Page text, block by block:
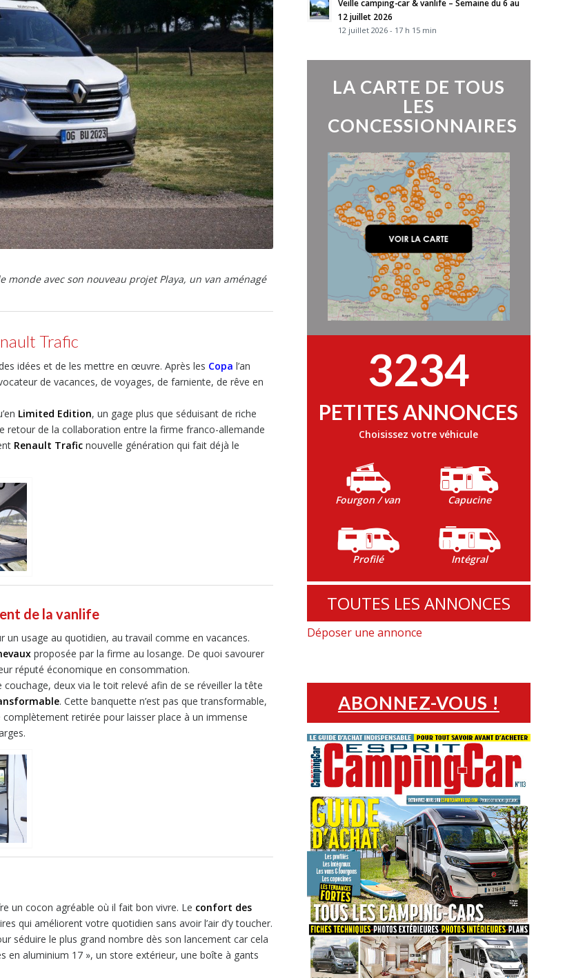
avec son nouveau projet Playa, un van aménagé
Trafic
idées et de les mettre en œuvre. Après les Copa l’an
de vacances, de voyages, de farniente, de rêve en
Limited Edition, un gage plus que séduisant de riche
retour de la collaboration entre la firme franco-allemande
Renault Trafic nouvelle génération qui fait déjà le
de la vanlife
un usage au quotidien, au travail comme en vacances.
proposée par la firme au losange. De quoi savourer
réputé économique en consommation.
deux via le toit relevé afin de se réveiller la tête
. Cette banquette n’est pas que transformable,
complètement retirée pour laisser place à un immense
un cocon agréable où il fait bon vivre. Le confort des
qui améliorent votre quotidien sans avoir l’air d’y toucher.
séduire le plus grand nombre dès son lancement car cela
en aluminium 17 », un store extérieur, une boîte à gants
Veille camping-car & vanlife – Semaine du 6 au
12 juillet 2026
12 juillet 2026 - 17 h 15 min
LA CARTE DE TOUS
LES
CONCESSIONNAIRES
3234
PETITES ANNONCES
Choisissez votre véhicule
Fourgon / van Capucine
Profilé Intégral
TOUTES LES ANNONCES
Déposer une annonce
ABONNEZ-VOUS !